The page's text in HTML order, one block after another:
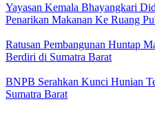
Yayasan Kemala Bhayangkari
Penarikan Makanan Ke Ruang
Ratusan Pembangunan Huntap
Berdiri di Sumatra Barat
BNPB Serahkan Kunci Hunian
Sumatra Barat